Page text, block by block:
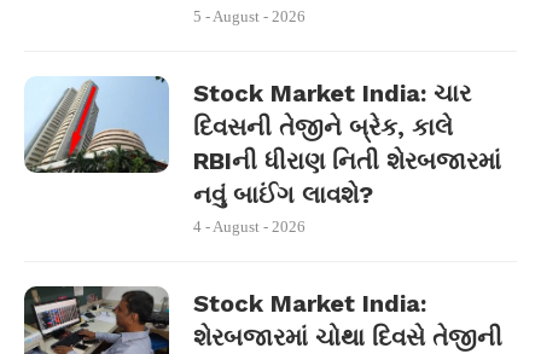
5 - August - 2026
Stock Market India: ચાર
દિવસની તેજીને બ્રેક, કાલે
RBIની ધીરાણ નિતી શેરબજારમાં
નવું બાઈંગ લાવશે?
4 - August - 2026
Stock Market India:
શેરબજારમાં ચોથા દિવસે તેજીની